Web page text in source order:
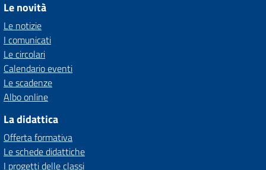
Le novità
Le notizie
I comunicati
Le circolari
Calendario eventi
Le scadenze
Albo online
La didattica
Offerta formativa
Le schede didattiche
I progetti delle classi